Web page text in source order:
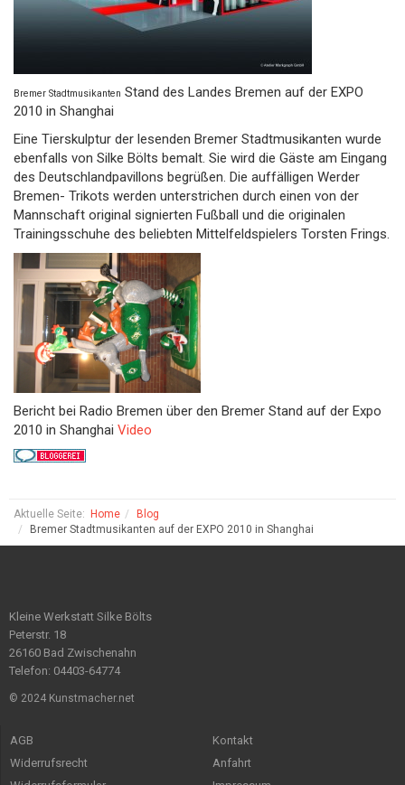
Bremer Stadtmusikanten Stand des Landes Bremen auf der EXPO
2010 in Shanghai
Eine Tierskulptur der lesenden Bremer Stadtmusikanten wurde
ebenfalls von Silke Bölts bemalt. Sie wird die Gäste am Eingang
des Deutschlandpavillons begrüßen. Die auffälligen Werder
Bremen- Trikots werden unterstrichen durch einen von der
Mannschaft original signierten Fußball und die originalen
Trainingsschuhe des beliebten Mittelfeldspielers Torsten Frings.
Bericht bei Radio Bremen über den Bremer Stand auf der Expo
2010 in Shanghai Video
Aktuelle Seite: Home
Blog
Bremer Stadtmusikanten auf der EXPO 2010 in Shanghai
Kleine Werkstatt Silke Bölts
Peterstr. 18
26160 Bad Zwischenahn
Telefon: 04403-64774
© 2024 Kunstmacher.net
AGB
Widerrufsrecht
Kontakt
Anfahrt